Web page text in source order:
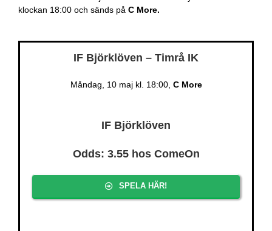
klockan 18:00 och sänds på C More.
IF Björklöven – Timrå IK
Måndag, 10 maj kl. 18:00, C More
IF Björklöven
Odds: 3.55 hos ComeOn
SPELA HÄR!